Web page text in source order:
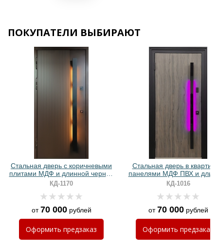
Хочу такую
Хочу такую
ПОКУПАТЕЛИ ВЫБИРАЮТ
Стальная дверь с коричневыми
плитами МДФ и длинной черной
ручкой с подсветкой
КД-1170
от70 000рублей
Оформить предзаказ
Стальная дверь в
панелями МДФ ПВХ и
ручкой с RGB-
КД-1016
от70 000рублей
Оформить предзаказ